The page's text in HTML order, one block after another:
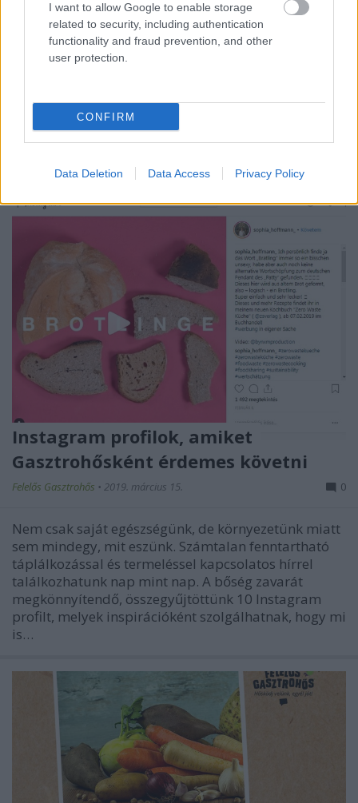
I want to allow Google to enable storage
related to security, including authentication
functionality and fraud prevention, and other
user protection.
CONFIRM
Data Deletion Data Access Privacy Policy
A tavasz első alapanyagai között a medvehagyma
talán a legkülönlegesebb. Fontos megjegyezni
azonban vele kapcsolatban, hogy az erdőben való
gyöngyvirággal. Ezt ki tudjuk küszöbölni ha két
ujjunk között összedörzsöljük a leveleket és a
medvehagymának…
Instagram profilok, amiket
Gasztrohősként érdemes követni
Felelős Gasztrohős • 2019. március 15. 0
Nem csak saját egészségünk, de környezetünk miatt
sem mindegy, mit eszünk. Számtalan fenntartható
táplálkozással és termeléssel kapcsolatos hírrel
találkozhatunk nap mint nap. A bőség zavarát
megkönnyítendő, összegyűjtöttünk 10 Instagram
profilt, melyek inspirációként szolgálhatnak, hogy mi
is…